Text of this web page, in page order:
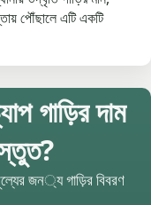
পৌঁছালে এটি একটি
গাড়ির দাম
জন্য গাড়ির বিবরণ